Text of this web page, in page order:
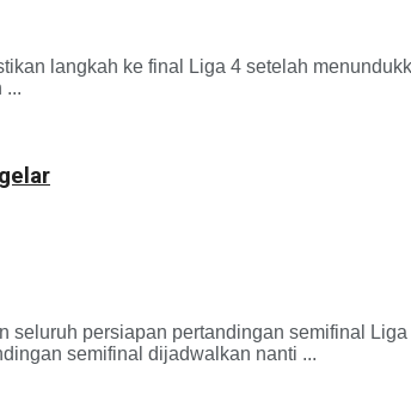
langkah ke final Liga 4 setelah
...
persiapan pertandingan semifinal
semifinal dijadwalkan nanti ...